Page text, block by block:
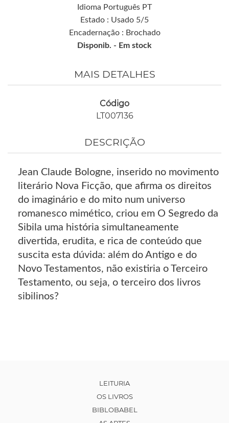
Idioma Português PT
Estado : Usado 5/5
Encadernação : Brochado
Disponib. - Em stock
MAIS DETALHES
Código
LT007136
DESCRIÇÃO
Jean Claude Bologne, inserido no movimento
literário Nova Ficção, que afirma os direitos
do imaginário e do mito num universo
romanesco mimético, criou em O Segredo da
Sibila uma história simultaneamente
divertida, erudita, e rica de conteúdo que
suscita esta dúvida: além do Antigo e do
Novo Testamentos, não existiria o Terceiro
Testamento, ou seja, o terceiro dos livros
sibilinos?
LEITURIA
OS LIVROS
BIBLOBABEL